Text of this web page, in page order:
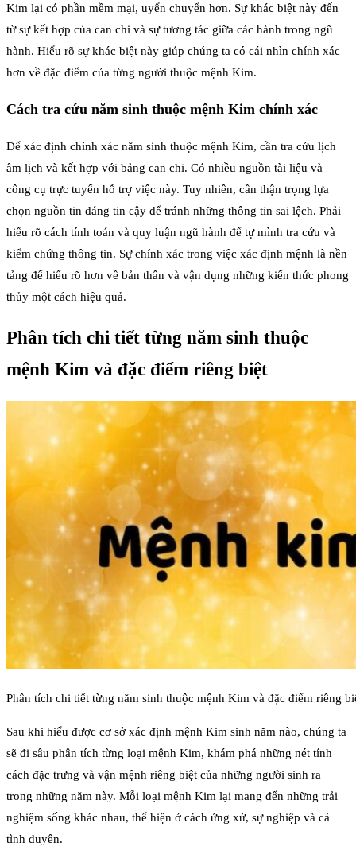
Kim lại có phần mềm mại, uyển chuyển hơn. Sự khác biệt này đến
từ sự kết hợp của can chi và sự tương tác giữa các hành trong ngũ
hành. Hiểu rõ sự khác biệt này giúp chúng ta có cái nhìn chính xác
hơn về đặc điểm của từng người thuộc mệnh Kim.
Cách tra cứu năm sinh thuộc mệnh Kim chính xác
Để xác định chính xác năm sinh thuộc mệnh Kim, cần tra cứu lịch
âm lịch và kết hợp với bảng can chi. Có nhiều nguồn tài liệu và
công cụ trực tuyến hỗ trợ việc này. Tuy nhiên, cần thận trọng lựa
chọn nguồn tin đáng tin cậy để tránh những thông tin sai lệch. Phải
hiểu rõ cách tính toán và quy luận ngũ hành để tự mình tra cứu và
kiểm chứng thông tin. Sự chính xác trong việc xác định mệnh là nền
tảng để hiểu rõ hơn về bản thân và vận dụng những kiến thức phong
thủy một cách hiệu quả.
Phân tích chi tiết từng năm sinh thuộc
mệnh Kim và đặc điểm riêng biệt
Phân tích chi tiết từng năm sinh thuộc mệnh Kim và đặc điểm riêng
Sau khi hiểu được cơ sở xác định mệnh Kim sinh năm nào, chúng ta
sẽ đi sâu phân tích từng loại mệnh Kim, khám phá những nét tính
cách đặc trưng và vận mệnh riêng biệt của những người sinh ra
trong những năm này. Mỗi loại mệnh Kim lại mang đến những trải
nghiệm sống khác nhau, thể hiện ở cách ứng xử, sự nghiệp và cả
tình duyên.